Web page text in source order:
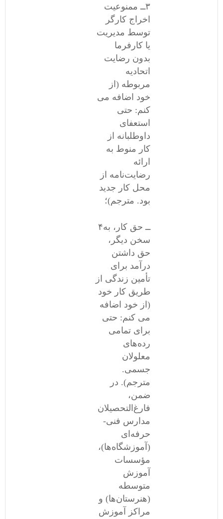
٣ــ ممنوعیت
اخراج کارگر
توسط مدیریت
یا کارفرما
بدون رضایت
اتحادیه
مربوطه (از
خود اضافه می
کنم: حتی
استعفای
داوطلبانه از
کار منوط به
ارائه
رضایت‌نامه از
محل کار جدید
بود. مترجم)؛
۴ــ حق کار، به
سخن دیگر،
حق داشتن
درآمد برای
تأمین زندگی از
طریق کار خود
(از خود اضافه
می کنم: حتی
برای تمامی
رده‌های
معلولان
جسمی.
مترجم). در
ضمن،
فارغ‌التحصیلان
مدارس فنی-
حرفه‌ای
(آموزشگاه‌ها)،
مؤسسات
آموزش
متوسطه
(هنرستان‌ها) و
مراکز آموزش